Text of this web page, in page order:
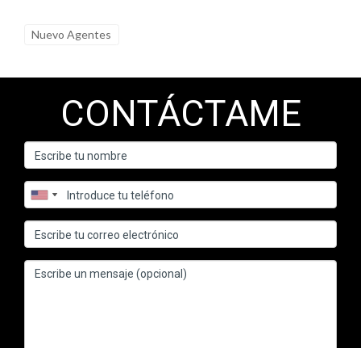
sobre sus experiencias reales con diferentes CRMs. ¡No
Nuevo Agentes
CONTÁCTAME